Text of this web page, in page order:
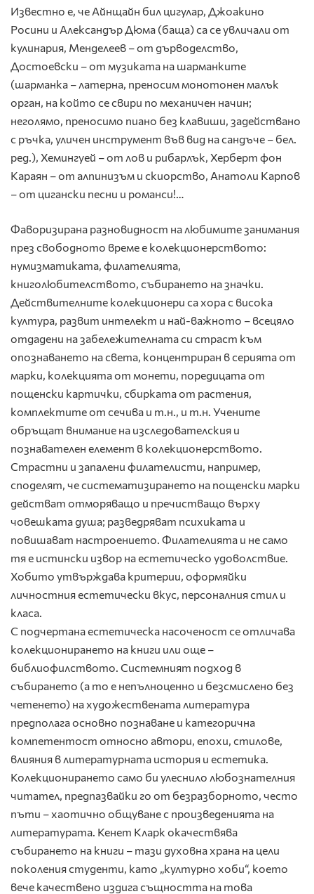
Известно е, че Айнщайн бил цигулар, Джоакино
Росини и Александър Дюма (баща) са се увличали от
кулинария, Менделеев – от дърводелство,
Достоевски – от музиката на шарманките
(шарманка – латерна, преносим монотонен малък
орган, на който се свири по механичен начин;
неголямо, преносимо пиано без клавиши, задействано
с ръчка, уличен инструмент във вид на сандъче – бел.
ред.), Хемингуей – от лов и рибарлък, Херберт фон
Караян – от алпинизъм и скиорство, Анатоли Карпов
– от цигански песни и романси!…
Фаворизирана разновидност на любимите занимания
през свободното време е колекционерството:
нумизматиката, филателията,
книголюбителството, събирането на значки.
Действителните колекционери са хора с висока
култура, развит интелект и най-важното – всецяло
отдадени на забележителната си страст към
опознаването на света, концентриран в серията от
марки, колекцията от монети, поредицата от
пощенски картички, сбирката от растения,
комплектите от сечива и т.н., и т.н. Учените
обръщат внимание на изследователския и
познавателен елемент в колекционерството.
Страстни и запалени филателисти, например,
споделят, че систематизирането на пощенски марки
действат отморяващо и пречистващо върху
човешката душа; разведряват психиката и
повишават настроението. Филателията и не само
тя е истински извор на естетическо удоволствие.
Хобито утвърждава критерии, оформяйки
личностния естетически вкус, персоналния стил и
класа.
С подчертана естетическа насоченост се отличава
колекционирането на книги или още –
библиофилството. Системният подход в
събирането (а то е непълноценно и безсмислено без
четенето) на художествената литература
предполага основно познаване и категорична
компетентост относно автори, епохи, стилове,
влияния в литературната история и естетика.
Колекционирането само би улеснило любознателния
читател, предпазвайки го от безразборното, често
пъти – хаотично общуване с произведенията на
литературата. Кенет Кларк окачествява
събирането на книги – тази духовна храна на цели
поколения студенти, като „културно хоби“, което
вече качествено издига същността на това